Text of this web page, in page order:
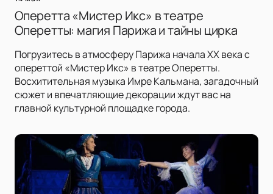
Оперетта «Мистер Икс» в театре
Оперетты: магия Парижа и тайны цирка
Погрузитесь в атмосферу Парижа начала XX века с
опереттой «Мистер Икс» в театре Оперетты.
Восхитительная музыка Имре Кальмана, загадочный
сюжет и впечатляющие декорации ждут вас на
главной культурной площадке города.